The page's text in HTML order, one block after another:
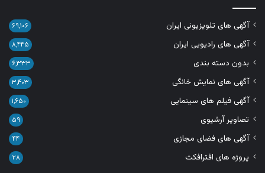
آگهی های تلویزیونی ایران ۶۹,۱۰۶
آگهی های رادیویی ایران ۸,۴۴۵
بدون دسته بندی ۶,۳۳۳
آگهی های نمایش خانگی ۳,۴۰۳
آگهی فیلم های سینمایی ۱,۶۵۰
تصاویر آرشیوی ۵۹
آگهی های فضای مجازی ۴۴
پروژه های افترافکت ۲۸